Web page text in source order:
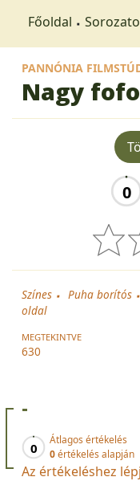
Főoldal
PANNÓNIA
Nagy
0
Színes Puha borítós
oldal
MEGTEKINTVE
630
-
0
Átlagos értékelés
0értékelés alapján
Az értékeléshez